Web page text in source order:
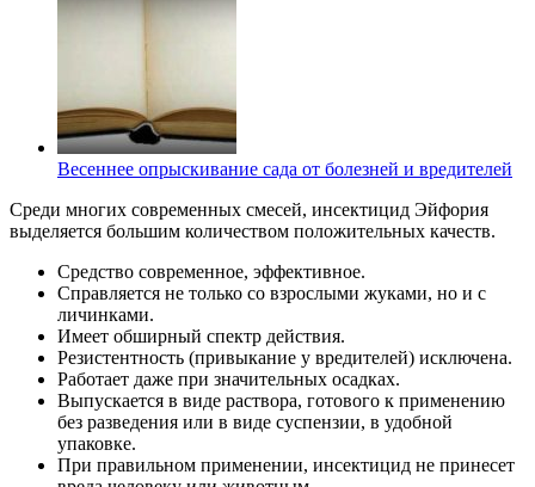
Весеннее опрыскивание сада от болезней и вредителей
Среди многих современных смесей, инсектицид Эйфория
выделяется большим количеством положительных качеств.
Средство современное, эффективное.
Справляется не только со взрослыми жуками, но и с
личинками.
Имеет обширный спектр действия.
Резистентность (привыкание у вредителей) исключена.
Работает даже при значительных осадках.
Выпускается в виде раствора, готового к применению
без разведения или в виде суспензии, в удобной
упаковке.
При правильном применении, инсектицид не принесет